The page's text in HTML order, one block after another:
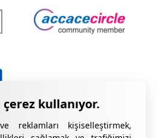
reklamları kişiselleştirmek,